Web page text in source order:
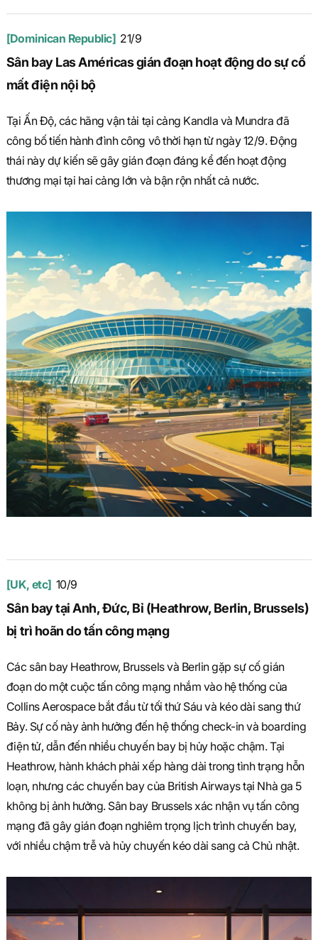
[Dominican Republic] 21/9
Sân bay Las Américas gián đoạn hoạt động do sự cố
mất điện nội bộ
Tại Ấn Độ, các hãng vận tải tại cảng Kandla và Mundra đã
công bố tiến hành đình công vô thời hạn từ ngày 12/9. Động
thái này dự kiến sẽ gây gián đoạn đáng kể đến hoạt động
thương mại tại hai cảng lớn và bận rộn nhất cả nước.
[UK, etc] 10/9
Sân bay tại Anh, Đức, Bỉ (Heathrow, Berlin, Brussels)
bị trì hoãn do tấn công mạng
Các sân bay Heathrow, Brussels và Berlin gặp sự cố gián
đoạn do một cuộc tấn công mạng nhắm vào hệ thống của
Collins Aerospace bắt đầu từ tối thứ Sáu và kéo dài sang thứ
Bảy. Sự cố này ảnh hưởng đến hệ thống check-in và boarding
điện tử, dẫn đến nhiều chuyến bay bị hủy hoặc chậm. Tại
Heathrow, hành khách phải xếp hàng dài trong tình trạng hỗn
loạn, nhưng các chuyến bay của British Airways tại Nhà ga 5
không bị ảnh hưởng. Sân bay Brussels xác nhận vụ tấn công
mạng đã gây gián đoạn nghiêm trọng lịch trình chuyến bay,
với nhiều chậm trễ và hủy chuyến kéo dài sang cả Chủ nhật.